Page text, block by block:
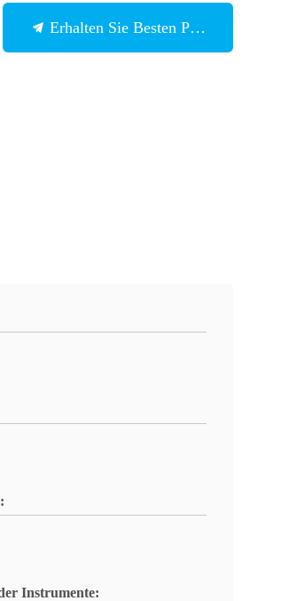
Erhalten Sie Besten Preis
Instrumente: